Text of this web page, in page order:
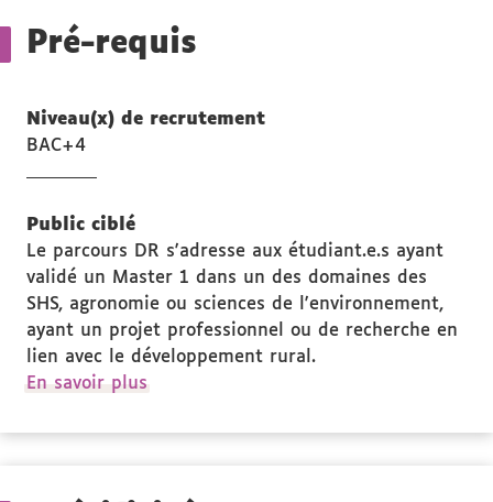
Pré-requis
Niveau(x) de recrutement
BAC+4
Public ciblé
Le parcours DR s'adresse aux étudiant.e.s ayant
validé un Master 1 dans un des domaines des
SHS, agronomie ou sciences de l'environnement,
ayant un projet professionnel ou de recherche en
lien avec le développement rural.
En savoir plus
des